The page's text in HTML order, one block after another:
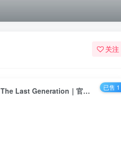
关注
灾难：最后一代｜Cataclysm：The Last Generation｜官方中文-Build.19240410｜748M｜免安装 已售 1